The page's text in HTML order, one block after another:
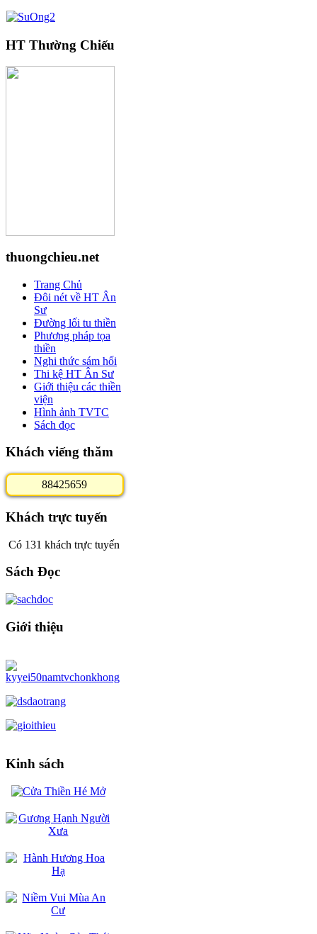
HT Thường Chiếu
thuongchieu.net
Trang Chủ
Đôi nét về HT Ân
Sư
Đường lối tu thiền
Phương pháp tọa
thiền
Nghi thức sám hối
Thi kệ HT Ân Sư
Giới thiệu các thiền
viện
Hình ảnh TVTC
Sách đọc
Khách viếng thăm
88425659
Khách trực tuyến
Có 131 khách trực tuyến
Sách Đọc
Giới thiệu
Kinh sách